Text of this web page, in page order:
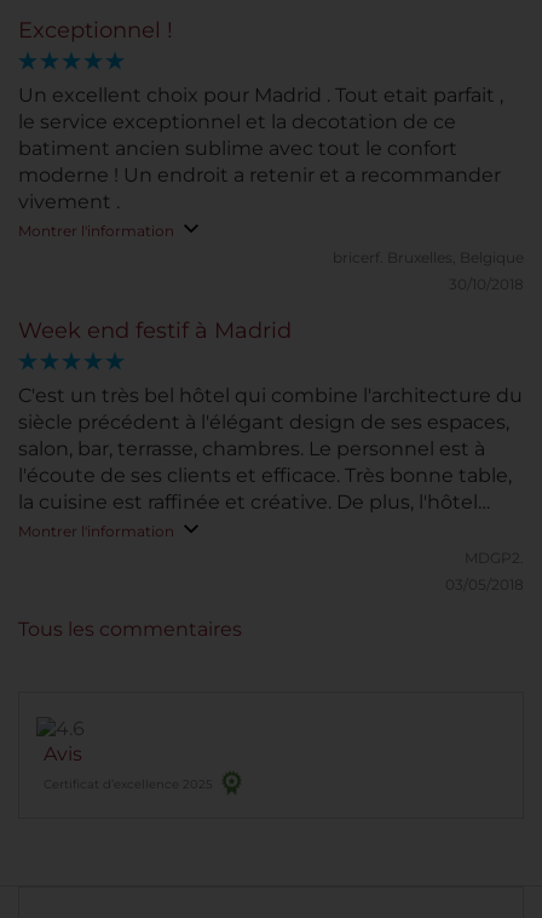
Exceptionnel !
Un excellent choix pour Madrid . Tout etait parfait ,
le service exceptionnel et la decotation de ce
batiment ancien sublime avec tout le confort
moderne ! Un endroit a retenir et a recommander
vivement .
Montrer l'information
bricerf.
Bruxelles, Belgique
30/10/2018
Week end festif à Madrid
C'est un très bel hôtel qui combine l'architecture du
siècle précédent à l'élégant design de ses espaces,
salon, bar, terrasse, chambres. Le personnel est à
l'écoute de ses clients et efficace. Très bonne table,
la cuisine est raffinée et créative. De plus, l'hôtel
organise des évènements originaux tels que des
diners/dégustation de vin très intéressants, à ne pas
Montrer l'information
MDGP2.
03/05/2018
Avis
Certificat d’excellence 2025
Tous les commentaires